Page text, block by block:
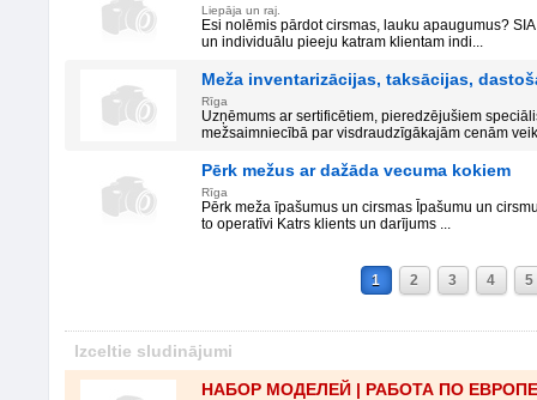
Liepāja un raj.
Esi nolēmis pārdot cirsmas, lauku apaugumus?
un individuālu pieeju katram klientam indi...
Meža inventarizācijas, taksācijas,
Rīga
Uzņēmums ar sertificētiem, pieredzējušiem
mežsaimniecībā par visdraudzīgākajām cenām
Pērk mežus ar dažāda vecuma kokiem
Rīga
Pērk meža īpašumus un cirsmas Īpašumu un
to operatīvi Katrs klients un darījums ...
1 2 3 4 5
Izceltie sludinājumi
НАБОР МОДЕЛЕЙ | РАБОТА ПО ЕВРОПЕ